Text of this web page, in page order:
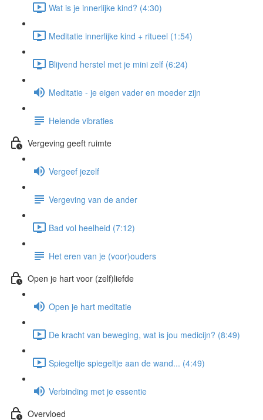
Wat is je innerlijke kind? (4:30)
Meditatie innerlijke kind + ritueel (1:54)
Blijvend herstel met je mini zelf (6:24)
Meditatie - je eigen vader en moeder zijn
Helende vibraties
Vergeving geeft ruimte
Vergeef jezelf
Vergeving van de ander
Bad vol heelheid (7:12)
Het eren van je (voor)ouders
Open je hart voor (zelf)liefde
Open je hart meditatie
De kracht van beweging, wat is jou medicijn? (8:49)
Spiegeltje spiegeltje aan de wand... (4:49)
Verbinding met je essentie
Overvloed